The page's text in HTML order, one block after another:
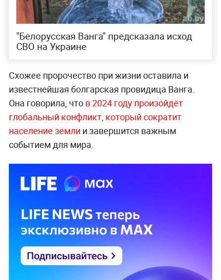
"Белорусская Ванга" предсказала исход
СВО на Украине
Схожее пророчество при жизни оставила и
известнейшая болгарская провидица Ванга.
Она говорила, что в 2024 году произойдёт
глобальный конфликт, который сократит
население земли и завершится важным
событием для мира.